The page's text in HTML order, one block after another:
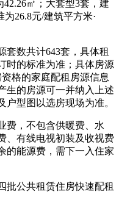
㎡；大套型3套，建
26.8元/建筑平方米·
数共计643套，具体租
时的标准为准；具体房源
格的家庭配租房源信息
生的房源可一并纳入上述
型图以选房现场为准。
，不包含供暖费、水
、有线电视初装及收视费
的能源费，需下一入住家
公共租赁住房快速配租